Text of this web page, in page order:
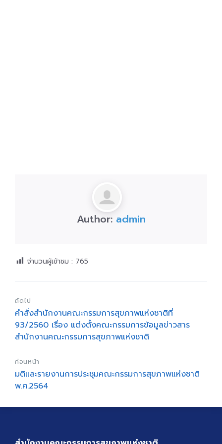
Author: admin
จำนวนผู้เข้าชม : 765
ถัดไป
คำสั่งสำนักงานคณะกรรมการสุขภาพแห่งชาติที่
93/2560 เรื่อง แต่งตั้งคณะกรรมการข้อมูลข่าวสาร
สำนักงานคณะกรรมการสุขภาพแห่งชาติ
ก่อนหน้า
มติและรายงานการประชุมคณะกรรมการสุขภาพแห่งชาติ
พ.ศ.2564